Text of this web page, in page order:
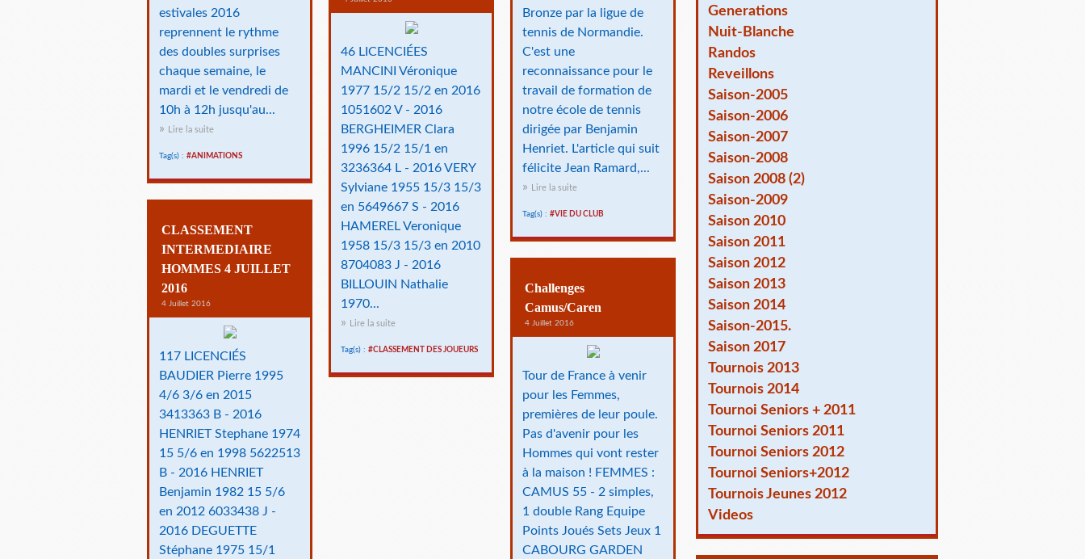
estivales 2016
reprennent le rythme
des doubles surprises
chaque semaine, le
mardi et le vendredi de
10h à 12h jusqu'au...
Lire la suite
Tag(s) : #ANIMATIONS
Bronze par la ligue de
tennis de Normandie.
C'est une
reconnaissance pour le
travail de formation de
notre école de tennis
dirigée par Benjamin
Henriet. L'article qui suit
félicite Jean Ramard,...
Lire la suite
Tag(s) : #VIE DU CLUB
46 LICENCIÉES
MANCINI Véronique
1977 15/2 15/2 en 2016
1051602 V - 2016
BERGHEIMER Clara
1996 15/2 15/1 en
3236364 L - 2016 VERY
Sylviane 1955 15/3 15/3
en 5649667 S - 2016
HAMEREL Veronique
1958 15/3 15/3 en 2010
8704083 J - 2016
BILLOUIN Nathalie
1970...
Lire la suite
Tag(s) : #CLASSEMENT DES JOUEURS
CLASSEMENT
INTERMEDIAIRE
HOMMES 4 JUILLET
2016
4 Juillet 2016
117 LICENCIÉS
BAUDIER Pierre 1995
4/6 3/6 en 2015
3413363 B - 2016
HENRIET Stephane 1974
15 5/6 en 1998 5622513
B - 2016 HENRIET
Benjamin 1982 15 5/6
en 2012 6033438 J -
2016 DEGUETTE
Stéphane 1975 15/1
Challenges
Camus/Caren
4 Juillet 2016
Tour de France à venir
pour les Femmes,
premières de leur poule.
Pas d'avenir pour les
Hommes qui vont rester
à la maison ! FEMMES :
CAMUS 55 - 2 simples,
1 double Rang Equipe
Points Joués Sets Jeux 1
CABOURG GARDEN
Generations
Nuit-Blanche
Randos
Reveillons
Saison-2005
Saison-2006
Saison-2007
Saison-2008
Saison 2008 (2)
Saison-2009
Saison 2010
Saison 2011
Saison 2012
Saison 2013
Saison 2014
Saison-2015.
Saison 2017
Tournois 2013
Tournois 2014
Tournoi Seniors + 2011
Tournoi Seniors 2011
Tournoi Seniors 2012
Tournoi Seniors+2012
Tournois Jeunes 2012
Videos